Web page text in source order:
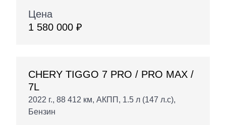
Цена
1 580 000 ₽
CHERY TIGGO 7 PRO / PRO MAX /
7L
2022 г., 88 412 км, АКПП, 1.5 л (147 л.с),
Бензин